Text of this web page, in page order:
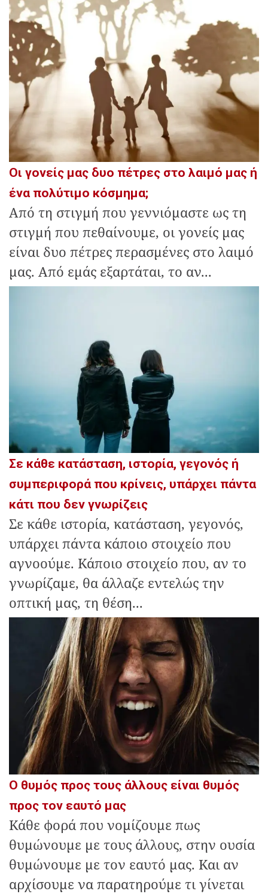
Οι γονείς μας δυο πέτρες στο λαιμό μας ή
ένα πολύτιμο κόσμημα;
Από τη στιγμή που γεννιόμαστε ως τη
στιγμή που πεθαίνουμε, οι γονείς μας
είναι δυο πέτρες περασμένες στο λαιμό
μας. Από εμάς εξαρτάται, το αν...
Σε κάθε κατάσταση, ιστορία, γεγονός ή
συμπεριφορά που κρίνεις, υπάρχει πάντα
κάτι που δεν γνωρίζεις
Σε κάθε ιστορία, κατάσταση, γεγονός,
υπάρχει πάντα κάποιο στοιχείο που
αγνοούμε. Κάποιο στοιχείο που, αν το
γνωρίζαμε, θα άλλαζε εντελώς την
οπτική μας, τη θέση...
Ο θυμός προς τους άλλους είναι θυμός
προς τον εαυτό μας
Κάθε φορά που νομίζουμε πως
θυμώνουμε με τους άλλους, στην ουσία
θυμώνουμε με τον εαυτό μας. Και αν
αρχίσουμε να παρατηρούμε τι γίνεται